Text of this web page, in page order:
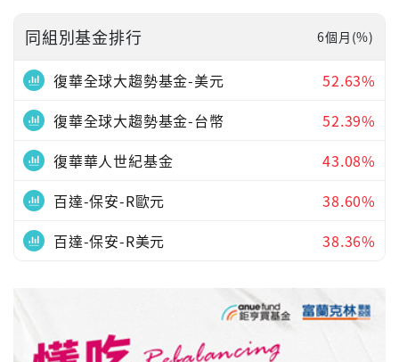
同組別基金排行 6個月(%)
復華全球大趨勢基金-美元
52.63%
復華全球大趨勢基金-台幣
52.39%
復華華人世紀基金
43.08%
百達-保安-R歐元
38.60%
百達-保安-R美元
38.36%